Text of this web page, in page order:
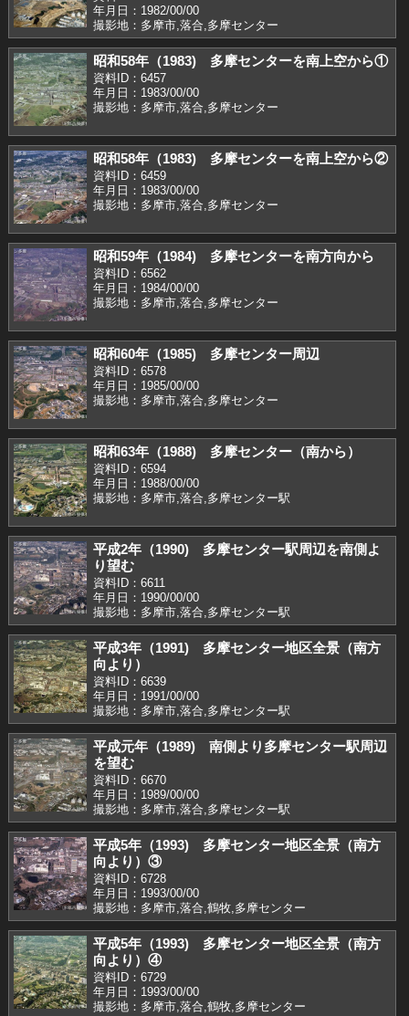
年月日：1982/00/00
撮影地：多摩市,落合,多摩センター
昭和58年（1983) 多摩センターを南上空から①
資料ID：6457
年月日：1983/00/00
撮影地：多摩市,落合,多摩センター
昭和58年（1983) 多摩センターを南上空から②
資料ID：6459
年月日：1983/00/00
撮影地：多摩市,落合,多摩センター
昭和59年（1984) 多摩センターを南方向から
資料ID：6562
年月日：1984/00/00
撮影地：多摩市,落合,多摩センター
昭和60年（1985) 多摩センター周辺
資料ID：6578
年月日：1985/00/00
撮影地：多摩市,落合,多摩センター
昭和63年（1988) 多摩センター（南から）
資料ID：6594
年月日：1988/00/00
撮影地：多摩市,落合,多摩センター駅
平成2年（1990) 多摩センター駅周辺を南側よ
り望む
資料ID：6611
年月日：1990/00/00
撮影地：多摩市,落合,多摩センター駅
平成3年（1991) 多摩センター地区全景（南方
向より）
資料ID：6639
年月日：1991/00/00
撮影地：多摩市,落合,多摩センター駅
平成元年（1989) 南側より多摩センター駅周辺
を望む
資料ID：6670
年月日：1989/00/00
撮影地：多摩市,落合,多摩センター駅
平成5年（1993) 多摩センター地区全景（南方
向より）③
資料ID：6728
年月日：1993/00/00
撮影地：多摩市,落合,鶴牧,多摩センター
平成5年（1993) 多摩センター地区全景（南方
向より）④
資料ID：6729
年月日：1993/00/00
撮影地：多摩市,落合,鶴牧,多摩センター